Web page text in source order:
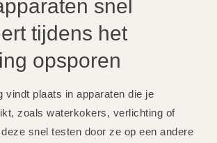
snel
tijdens het
opsporen
vindt plaats in apparaten die je
zoals waterkokers, verlichting of
snel testen door ze op een andere